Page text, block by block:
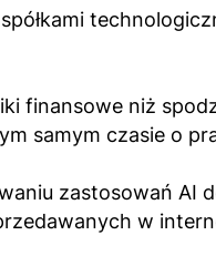
finansowe niż
samym czasie o
zastosowań AI
w